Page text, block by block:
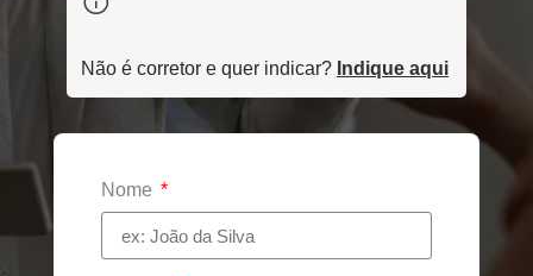
Não é corretor e quer indicar? Indique aqui
Nome